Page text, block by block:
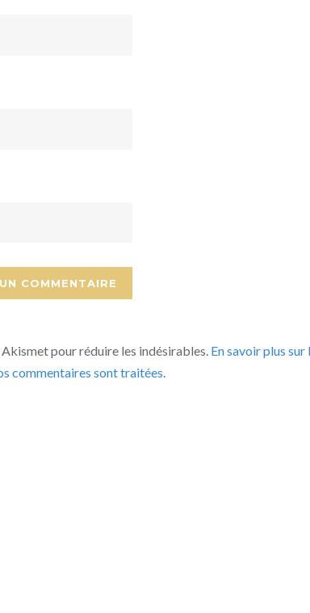
pour réduire les indésirables. En savoir plus
commentaires sont traitées.